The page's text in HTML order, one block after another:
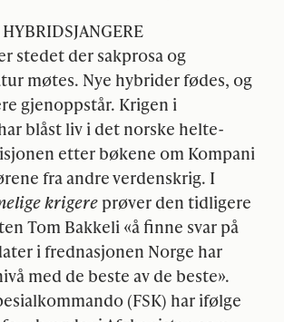
HYBRIDSJANGERE
stedet der sakprosa og
møtes. Nye hybrider fødes, og
gjenoppstår. Krigen i
blåst liv i det norske helte-
etter bøkene om Kompani
fra andre verdenskrig. I
krigere prøver den tidligere
Tom Bakkeli «å finne svar på
i frednasjonen Norge har
med de beste av de beste».
(FSK) har ifølge